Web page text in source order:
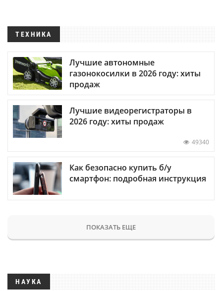
ТЕХНИКА
Лучшие автономные
газонокосилки в 2026 году: хиты
продаж
Лучшие видеорегистраторы в
2026 году: хиты продаж
49340
Как безопасно купить б/у
смартфон: подробная инструкция
ПОКАЗАТЬ ЕЩЕ
НАУКА